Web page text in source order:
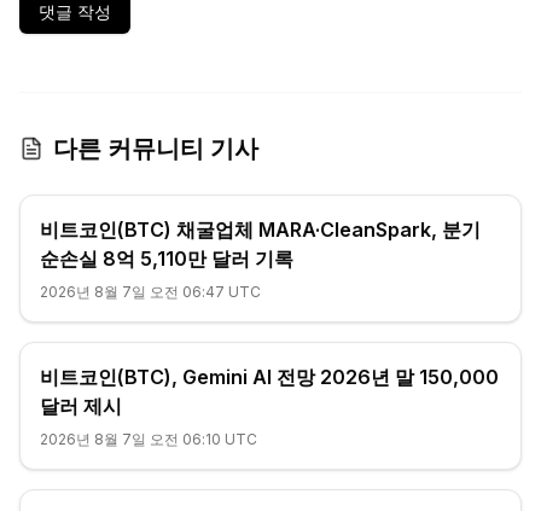
댓글 작성
다른 커뮤니티 기사
비트코인(BTC) 채굴업체 MARA·CleanSpark, 분기
순손실 8억 5,110만 달러 기록
2026년 8월 7일 오전 06:47 UTC
비트코인(BTC), Gemini AI 전망 2026년 말 150,000
달러 제시
2026년 8월 7일 오전 06:10 UTC